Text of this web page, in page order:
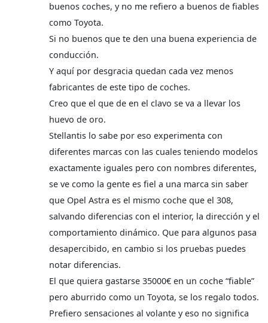
buenos coches, y no me refiero a buenos de fiables
como Toyota.
Si no buenos que te den una buena experiencia de
conducción.
Y aquí por desgracia quedan cada vez menos
fabricantes de este tipo de coches.
Creo que el que de en el clavo se va a llevar los
huevo de oro.
Stellantis lo sabe por eso experimenta con
diferentes marcas con las cuales teniendo modelos
exactamente iguales pero con nombres diferentes,
se ve como la gente es fiel a una marca sin saber
que Opel Astra es el mismo coche que el 308,
salvando diferencias con el interior, la dirección y el
comportamiento dinámico. Que para algunos pasa
desapercibido, en cambio si los pruebas puedes
notar diferencias.
El que quiera gastarse 35000€ en un coche “fiable”
pero aburrido como un Toyota, se los regalo todos.
Prefiero sensaciones al volante y eso no significa